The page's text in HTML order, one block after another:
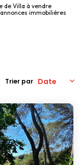
de Villa à vendre
immobilières
Trier par